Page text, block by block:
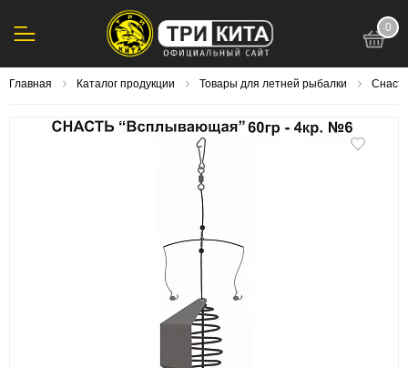
0
Главная Каталог продукции Товары для летней рыбалки